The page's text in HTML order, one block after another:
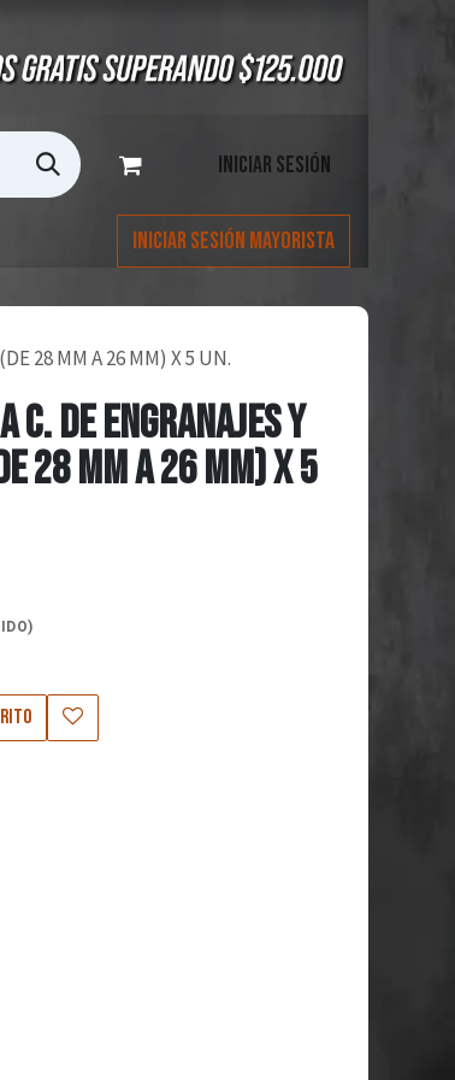
Iniciar sesión
Iniciar Sesión Mayorista
28 MM A 26 MM) X 5 UN.
C. DE ENGRANAJES Y
28 MM A 26 MM) X 5